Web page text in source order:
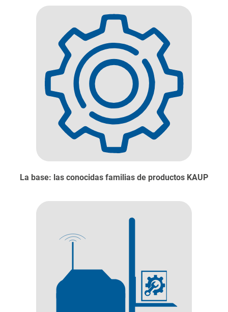
La base: las conocidas familias de productos KAUP